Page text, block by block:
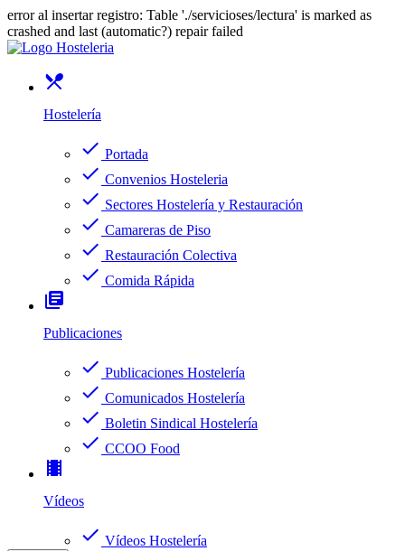
error al insertar registro: Table './servicioses/lectura' is marked as
crashed and last (automatic?) repair failed
restaurant_menu
Hostelería
check Portada
check Convenios Hosteleria
check Sectores Hostelería y Restauración
check Camareras de Piso
check Restauración Colectiva
check Comida Rápida
library_books
Publicaciones
check Publicaciones Hostelería
check Comunicados Hostelería
check Boletin Sindical Hostelería
check CCOO Food
theaters
Vídeos
check Vídeos Hostelería